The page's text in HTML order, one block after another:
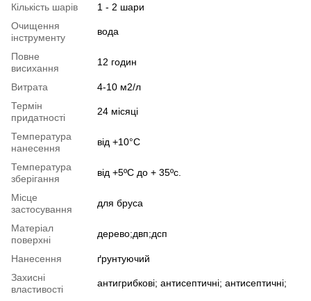
Кількість шарів
1 - 2 шари
Очищення
інструменту
вода
Повне
висихання
12 годин
Витрата
4-10 м2/л
Термін
придатності
24 місяці
Температура
нанесення
від +10°С
Температура
зберігання
від +5ºC до + 35ºc.
Місце
застосування
для бруса
Матеріал
поверхні
дерево;двп;дсп
Нанесення
ґрунтуючий
Захисні
властивості
антигрибкові; антисептичні; антисептичні;